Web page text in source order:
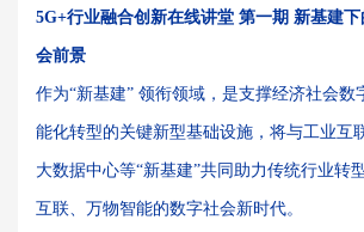
5G+行业融合创新在线讲堂 第一期 新基建
会前景
作为“新基建” 领衔领域，是支撑经济社会数
能化转型的关键新型基础设施，将与工业互
大数据中心等“新基建”共同助力传统行业转
互联、万物智能的数字社会新时代。